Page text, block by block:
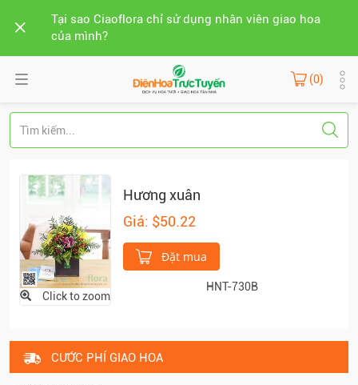
Tại sao Ciaoflora chỉ sử dụng nhân viên giao hoa
của mình?
(0)
Click to zoom
Hương xuân
Giá: $50.22
Đặt mua
HNT-730B
CƯỚC PHÍ GIAO HOA